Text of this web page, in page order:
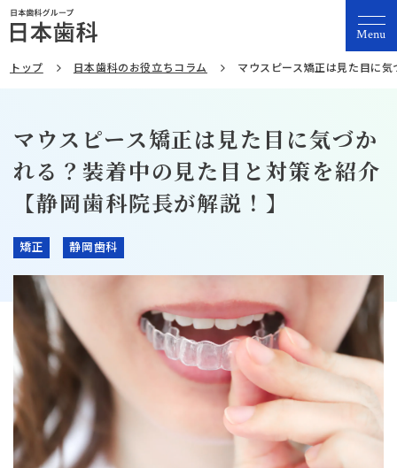
Menu
トップ 日本歯科のお役立ちコラム マウスピース矯正は見た目に
マウスピース矯正は見た目に気づか
れる？装着中の見た目と対策を紹介
【静岡歯科院長が解説！】
矯正 静岡歯科